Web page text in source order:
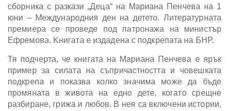
сборника с разкази „Деца“ на Мариана Пенчева на 1
юни – Международния ден на детето. Литературната
премиера се проведе под патронажа на министър
Ефремова. Kнигата е издадена с подкрепата на БНР.
Тя подчерта, че книгата на Мариана Пенчева е ярък
пример за силата на съпричастността и човешката
подкрепа и показва колко значима може да бъде
промяната в живота на едно дете, когато срещне
разбиране, грижа и любов. В нея са включени истории,